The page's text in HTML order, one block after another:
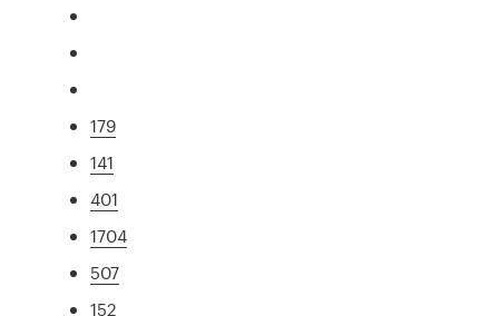
179
141
401
1704
507
152